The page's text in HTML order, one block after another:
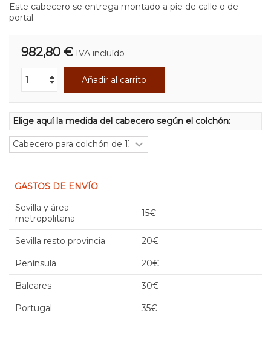
Este cabecero se entrega montado a pie de calle o de
portal.
982,80 € IVA incluído
Añadir al carrito
Elige aquí la medida del cabecero según el colchón:
GASTOS DE ENVÍO
Sevilla y área
metropolitana
15€
Sevilla resto provincia 20€
Península 20€
Baleares 30€
Portugal 35€